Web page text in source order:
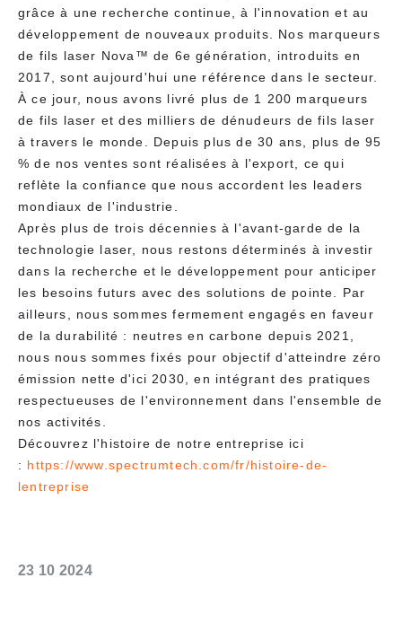
grâce à une recherche continue, à l'innovation et au
développement de nouveaux produits. Nos marqueurs
de fils laser Nova™ de 6e génération, introduits en
2017, sont aujourd'hui une référence dans le secteur.
À ce jour, nous avons livré plus de 1 200 marqueurs
de fils laser et des milliers de dénudeurs de fils laser
à travers le monde. Depuis plus de 30 ans, plus de 95
% de nos ventes sont réalisées à l'export, ce qui
reflète la confiance que nous accordent les leaders
mondiaux de l'industrie.
Après plus de trois décennies à l'avant-garde de la
technologie laser, nous restons déterminés à investir
dans la recherche et le développement pour anticiper
les besoins futurs avec des solutions de pointe. Par
ailleurs, nous sommes fermement engagés en faveur
de la durabilité : neutres en carbone depuis 2021,
nous nous sommes fixés pour objectif d'atteindre zéro
émission nette d'ici 2030, en intégrant des pratiques
respectueuses de l'environnement dans l'ensemble de
nos activités.
Découvrez l'histoire de notre entreprise ici
: https://www.spectrumtech.com/fr/histoire-de-
lentreprise
23 10 2024